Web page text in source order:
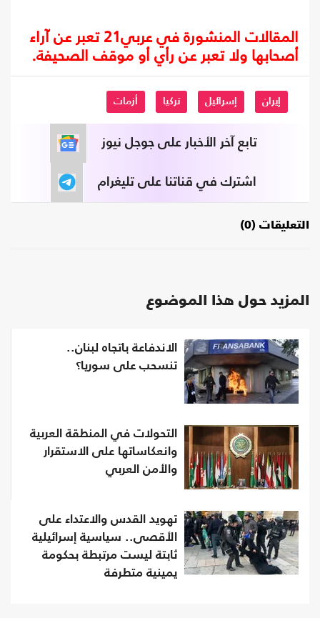
المقالات المنشورة في عربي21 تعبر عن آراء
أصحابها ولا تعبر عن رأي أو موقف الصحيفة.
إيران إسرائيل تركيا أزمات
تابع آخر الأخبار على جوجل نيوز
اشترك في قناتنا على تليغرام
التعليقات (0)
المزيد حول هذا الموضوع
الاندفاعة باتجاه لبنان..
تنسحب على سوريا؟
التحولات في المنطقة العربية
وانعكاساتها على الاستقرار
والأمن العربي
تهويد القدس والاعتداء على
الأقصى.. سياسية إسرائيلية
ثابتة ليست مرتبطة بحكومة
يمينية متطرفة